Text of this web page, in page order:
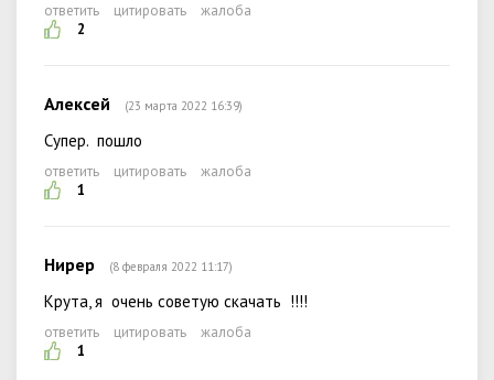
ответить цитировать
жалоба
2
Алексей (23 марта 2022 16:39)
Супер. пошло
ответить цитировать
жалоба
1
Нирер (8 февраля 2022 11:17)
Крута, я очень советую скачать !!!!
ответить цитировать
жалоба
1